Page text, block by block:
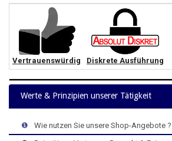
Vertrauenswürdig Diskrete Ausführung
Werte & Prinzipien unserer Tätigkeit
❶
Wie nutzen Sie unsere Shop-Angebote ?